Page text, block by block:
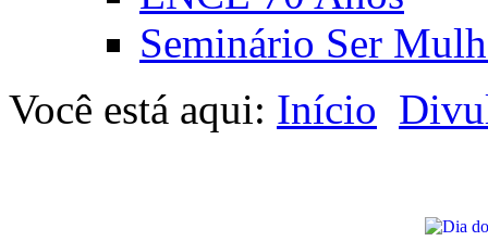
Seminário Ser
Você está aqui: Início